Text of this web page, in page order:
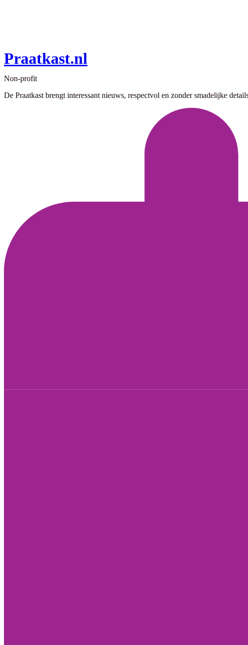
Praatkast.nl
Non-profit
De Praatkast brengt interessant nieuws, respectvol en zonder smadelijke